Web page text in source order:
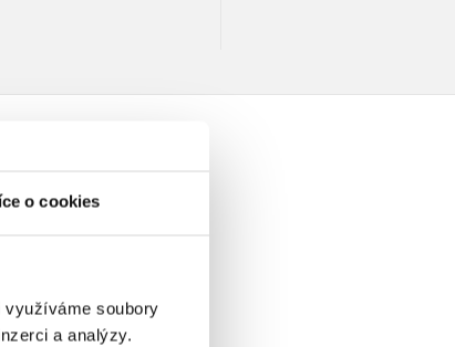
o cookies
využíváme soubory
a analýzy.